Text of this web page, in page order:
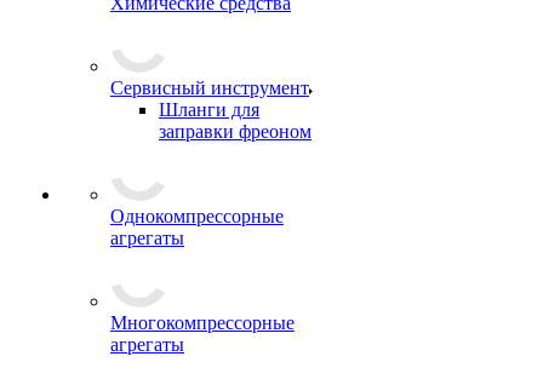
Сервисный инструмент
Шланги для
заправки фреоном
Однокомпрессорные
агрегаты
Многокомпрессорные
агрегаты